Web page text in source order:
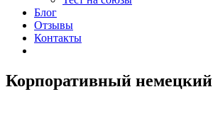
Блог
Отзывы
Контакты
Корпоративный немецкий